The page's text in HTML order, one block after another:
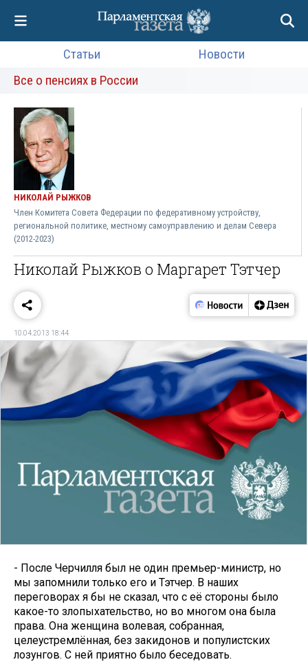
Статьи
Новости
Все о пенсиях в России
НИКОЛАЙ РЫЖКОВ
Член Комитета Совета Федерации по федеративному устройству,
региональной политике, местному самоуправлению и делам Севера
(2012-2023)
Николай Рыжков о Маргарет Тэтчер
10.04.2013 18:44
- После Черчилля был не один премьер-министр, но
мы запомнили только его и Тэтчер. В наших
переговорах я бы не сказал, что с её стороны было
какое-то злопыхательство, но во многом она была
права. Она женщина волевая, собранная,
целеустремлённая, без закидонов и популистских
лозунгов. С ней приятно было беседовать.